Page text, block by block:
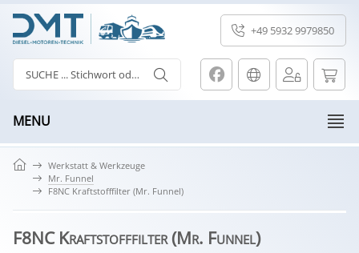
+49 5932 9979850
MENU
Werkstatt & Werkzeuge
Mr. Funnel
F8NC Kraftstofffilter (Mr. Funnel)
F8NC Kraftstofffilter (Mr. Funnel)